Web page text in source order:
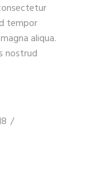
tempor
aliqua.
nostrud